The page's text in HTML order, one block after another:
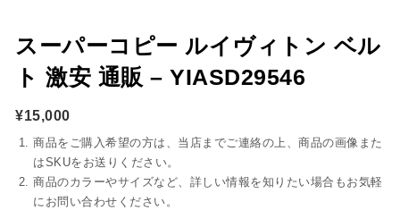
スーパーコピー ルイヴィトン ベル
ト 激安 通販 – YIASD29546
¥15,000
商品をご購入希望の方は、当店までご連絡の上、商品の画像また
はSKUをお送りください。
商品のカラーやサイズなど、詳しい情報を知りたい場合もお気軽
にお問い合わせください。